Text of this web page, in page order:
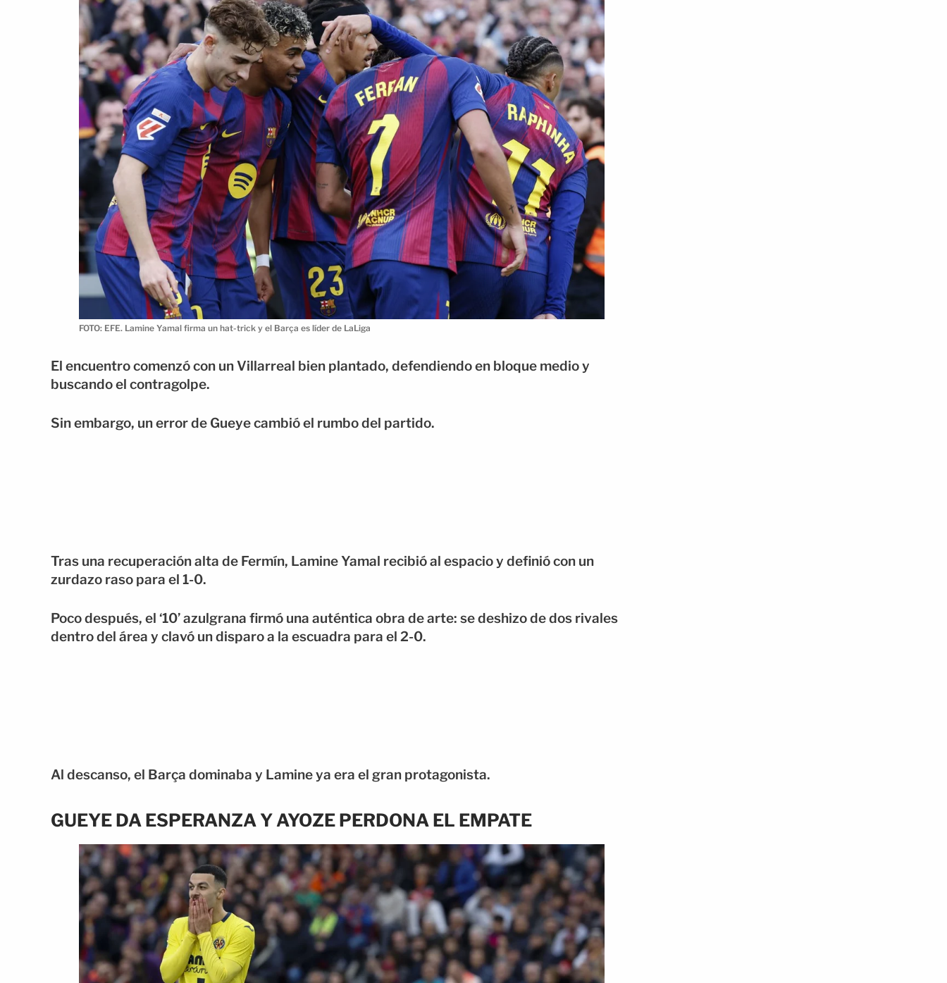
FOTO: EFE. Lamine Yamal firma un hat-trick y el Barça es líder de LaLiga
El encuentro comenzó con un Villarreal bien plantado, defendiendo en bloque medio y
buscando el contragolpe.
Sin embargo, un error de Gueye cambió el rumbo del partido.
Tras una recuperación alta de Fermín, Lamine Yamal recibió al espacio y definió con un
zurdazo raso para el 1-0.
Poco después, el ‘10’ azulgrana firmó una auténtica obra de arte: se deshizo de dos rivales
dentro del área y clavó un disparo a la escuadra para el 2-0.
Al descanso, el Barça dominaba y Lamine ya era el gran protagonista.
GUEYE DA ESPERANZA Y AYOZE PERDONA EL EMPATE